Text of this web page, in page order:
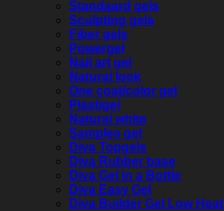
Standaard gels
Sculpting gels
Fiber gels
Powergel
Nail art gel
Natural look
One coat/color gel
Plastigel
Natural white
Samples gel
Diva Topgels
Diva Rubber base
Diva Gel in a Bottle
Diva Easy Gel
Diva Builder Gel Low Heat